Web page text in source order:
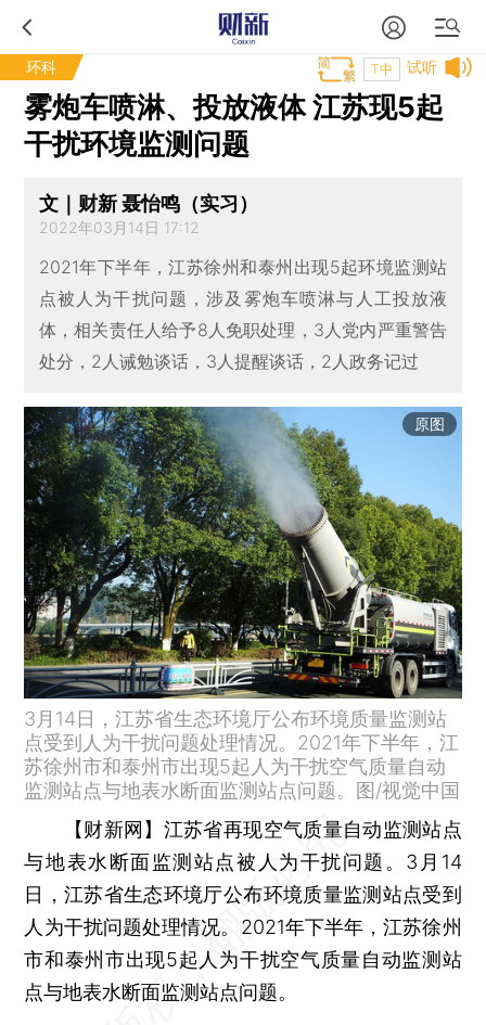
环科 试听
T中
雾炮车喷淋、投放液体 江苏现5起
干扰环境监测问题
文｜财新 聂怡鸣（实习）
2022年03月14日 17:12
2021年下半年，江苏徐州和泰州出现5起环境监测站
点被人为干扰问题，涉及雾炮车喷淋与人工投放液
体，相关责任人给予8人免职处理，3人党内严重警告
处分，2人诫勉谈话，3人提醒谈话，2人政务记过
原图
3月14日，江苏省生态环境厅公布环境质量监测站
点受到人为干扰问题处理情况。2021年下半年，江
苏徐州市和泰州市出现5起人为干扰空气质量自动
监测站点与地表水断面监测站点问题。图/视觉中国
【财新网】 江苏省再现空气质量自动监测站点
与地表水断面监测站点被人为干扰问题。3月14
日，江苏省生态环境厅公布环境质量监测站点受到
人为干扰问题处理情况。2021年下半年，江苏徐州
市和泰州市出现5起人为干扰空气质量自动监测站
点与地表水断面监测站点问题。